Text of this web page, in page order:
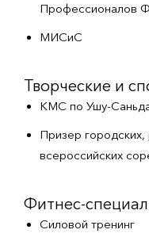
Профессионалов
МИСиС
Творческие и
КМС по Ушу-
Призер городских,
всероссийских
Фитнес-
Силовой тренинг